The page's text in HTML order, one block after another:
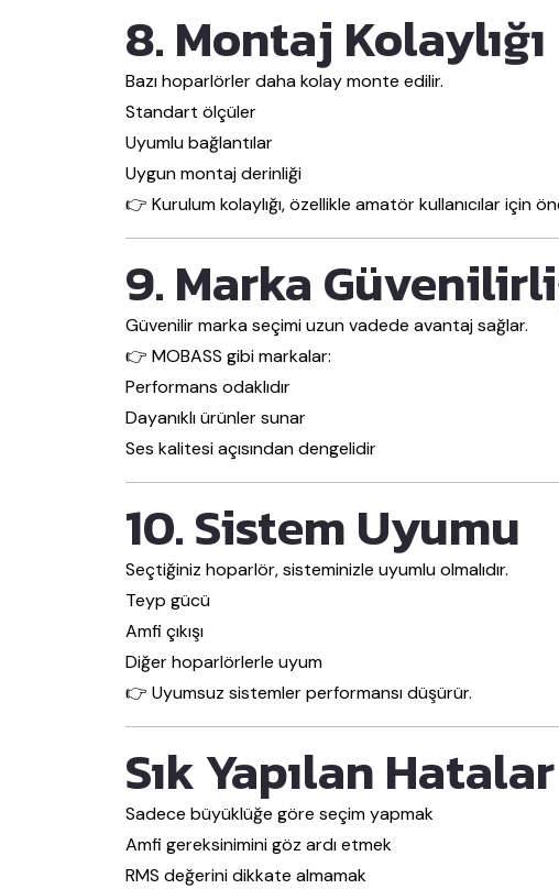
8. Montaj Kolaylığı
Bazı hoparlörler daha kolay monte edilir.
Standart ölçüler
Uyumlu bağlantılar
Uygun montaj derinliği
👉 Kurulum kolaylığı, özellikle amatör kullanıcılar için
9. Marka
Güvenilir marka seçimi uzun vadede avantaj sağlar.
👉 MOBASS gibi markalar:
Performans odaklıdır
Dayanıklı ürünler sunar
Ses kalitesi açısından dengelidir
10. Sistem Uyumu
Seçtiğiniz hoparlör, sisteminizle uyumlu olmalıdır.
Teyp gücü
Amfi çıkışı
Diğer hoparlörlerle uyum
👉 Uyumsuz sistemler performansı düşürür.
Sık Yapılan Hatalar
Sadece büyüklüğe göre seçim yapmak
Amfi gereksinimini göz ardı etmek
RMS değerini dikkate almamak